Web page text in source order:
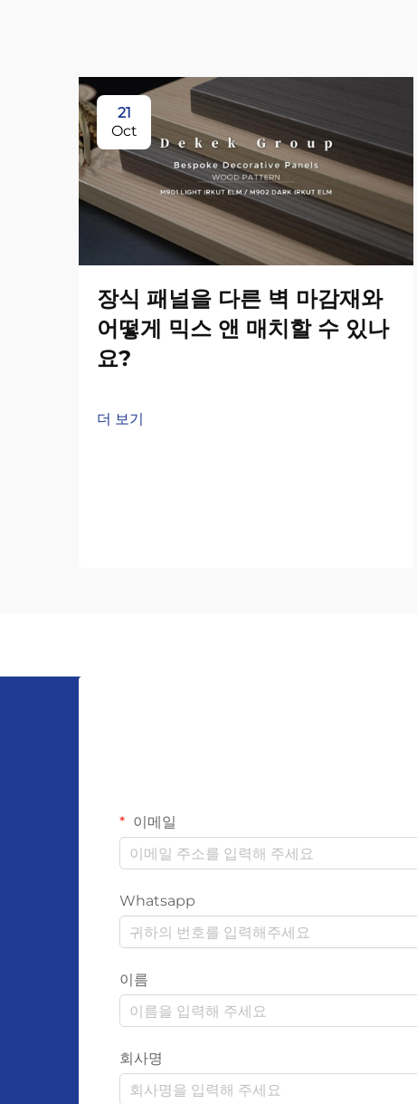
21
Oct
장식 패널을 다른 벽 마감재와
어떻게 믹스 앤 매치할 수 있나
요?
더 보기
이메일
Whatsapp
이름
회사명